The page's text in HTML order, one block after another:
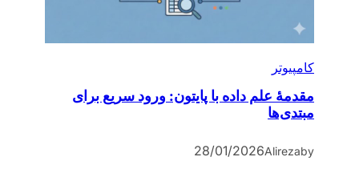
کامپیوتر
مقدمۀ علم داده با پایتون: ورود سریع برای
مبتدی‌ها
by
Alireza
28/01/2026